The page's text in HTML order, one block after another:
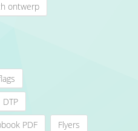
ontwerp
DTP
PDF
Flyers